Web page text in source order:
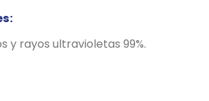
rayos ultravioletas 99%.